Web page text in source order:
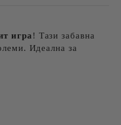
игра! Тази забавна
Идеална за